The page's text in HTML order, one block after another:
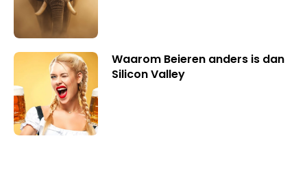
Waarom Beieren anders is dan
Silicon Valley